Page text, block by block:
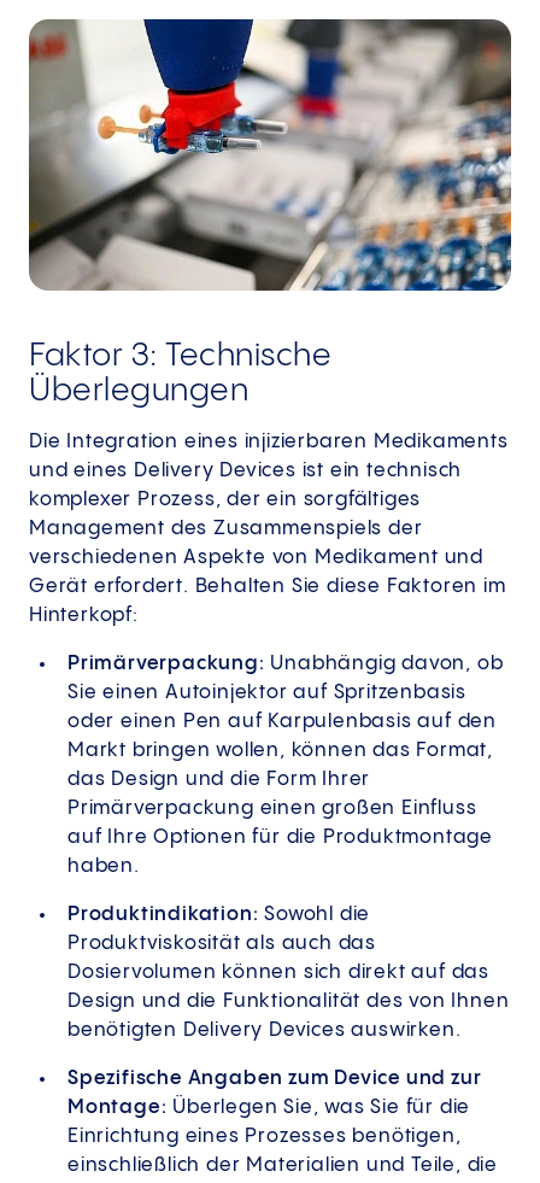
Faktor 3: Technische
Überlegungen
Die Integration eines injizierbaren Medikaments
und eines Delivery Devices ist ein technisch
komplexer Prozess, der ein sorgfältiges
Management des Zusammenspiels der
verschiedenen Aspekte von Medikament und
Gerät erfordert. Behalten Sie diese Faktoren im
Hinterkopf:
Primärverpackung: Unabhängig davon, ob
Sie einen Autoinjektor auf Spritzenbasis
oder einen Pen auf Karpulenbasis auf den
Markt bringen wollen, können das Format,
das Design und die Form Ihrer
Primärverpackung einen großen Einfluss
auf Ihre Optionen für die Produktmontage
haben.
Produktindikation: Sowohl die
Produktviskosität als auch das
Dosiervolumen können sich direkt auf das
Design und die Funktionalität des von Ihnen
benötigten Delivery Devices auswirken.
Spezifische Angaben zum Device und zur
Montage: Überlegen Sie, was Sie für die
Einrichtung eines Prozesses benötigen,
einschließlich der Materialien und Teile, die